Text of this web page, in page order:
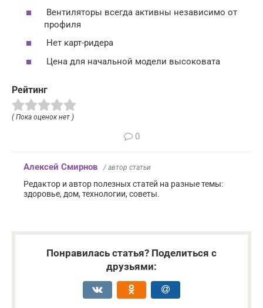
Вентиляторы всегда активны независимо от
профиля
Нет карт-ридера
Цена для начальной модели высоковата
Рейтинг
( Пока оценок нет )
0
Алексей Смирнов / автор статьи
Редактор и автор полезных статей на разные темы:
здоровье, дом, технологии, советы.
Понравилась статья? Поделиться с
друзьями: